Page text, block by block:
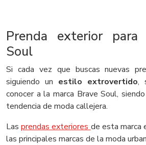
Prenda exterior para
Soul
Si cada vez que buscas nuevas
siguiendo un estilo extrovertido,
conocer a la marca Brave Soul,
tendencia de moda callejera.
Lasprendas exteriores de esta marca
las principales marcas de la moda